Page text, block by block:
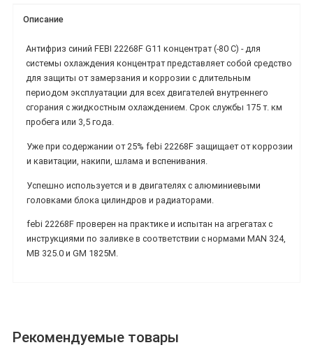
Описание
Антифриз синий FEBI 22268F G11 концентрат (-80 С) - для
системы охлаждения концентрат представляет собой средство
для защиты от замерзания и коррозии с длительным
периодом эксплуатации для всех двигателей внутреннего
сгорания с жидкостным охлаждением. Срок службы 175 т. км
пробега или 3,5 года.
Уже при содержании от 25% febi 22268F защищает от коррозии
и кавитации, накипи, шлама и вспенивания.
Успешно используется и в двигателях с алюминиевыми
головками блока цилиндров и радиаторами.
febi 22268F проверен на практике и испытан на агрегатах с
инструкциями по заливке в соответствии с нормами MAN 324,
MB 325.0 и GM 1825М.
Рекомендуемые товары